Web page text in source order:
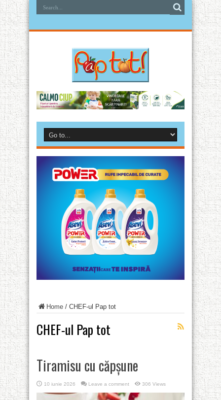
Home / CHEF-ul Pap tot
CHEF-ul Pap tot
Tiramisu cu căpșune
10 iunie 2026 Leave a comment 306 Views